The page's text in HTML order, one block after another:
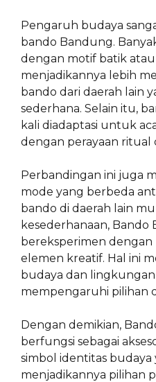
Pengaruh budaya
bando Bandung.
dengan motif batik
menjadikannya lebih
bando dari daerah lain
sederhana. Selain itu,
kali diadaptasi untuk
dengan perayaan ritual
Perbandingan ini juga
mode yang berbeda
bando di daerah lain
kesederhanaan,
bereksperimen dengan
elemen kreatif. Hal ini
budaya dan
mempengaruhi pilihan
Dengan demikian,
berfungsi sebagai
simbol identitas budaya
menjadikannya pilihan